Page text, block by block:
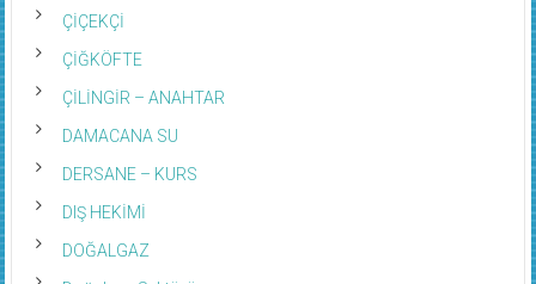
ÇİÇEKÇİ
ÇİĞKÖFTE
ÇİLİNGİR – ANAHTAR
DAMACANA SU
DERSANE – KURS
DIŞ HEKİMİ
DOĞALGAZ